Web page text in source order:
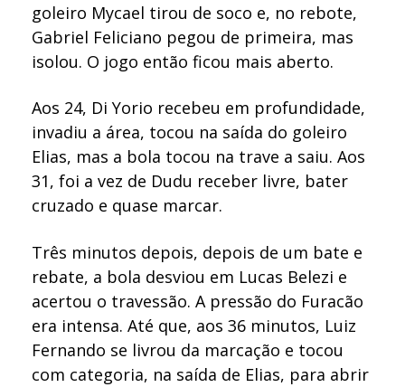
goleiro Mycael tirou de soco e, no rebote,
Gabriel Feliciano pegou de primeira, mas
isolou. O jogo então ficou mais aberto.
Aos 24, Di Yorio recebeu em profundidade,
invadiu a área, tocou na saída do goleiro
Elias, mas a bola tocou na trave a saiu. Aos
31, foi a vez de Dudu receber livre, bater
cruzado e quase marcar.
Três minutos depois, depois de um bate e
rebate, a bola desviou em Lucas Belezi e
acertou o travessão. A pressão do Furacão
era intensa. Até que, aos 36 minutos, Luiz
Fernando se livrou da marcação e tocou
com categoria, na saída de Elias, para abrir